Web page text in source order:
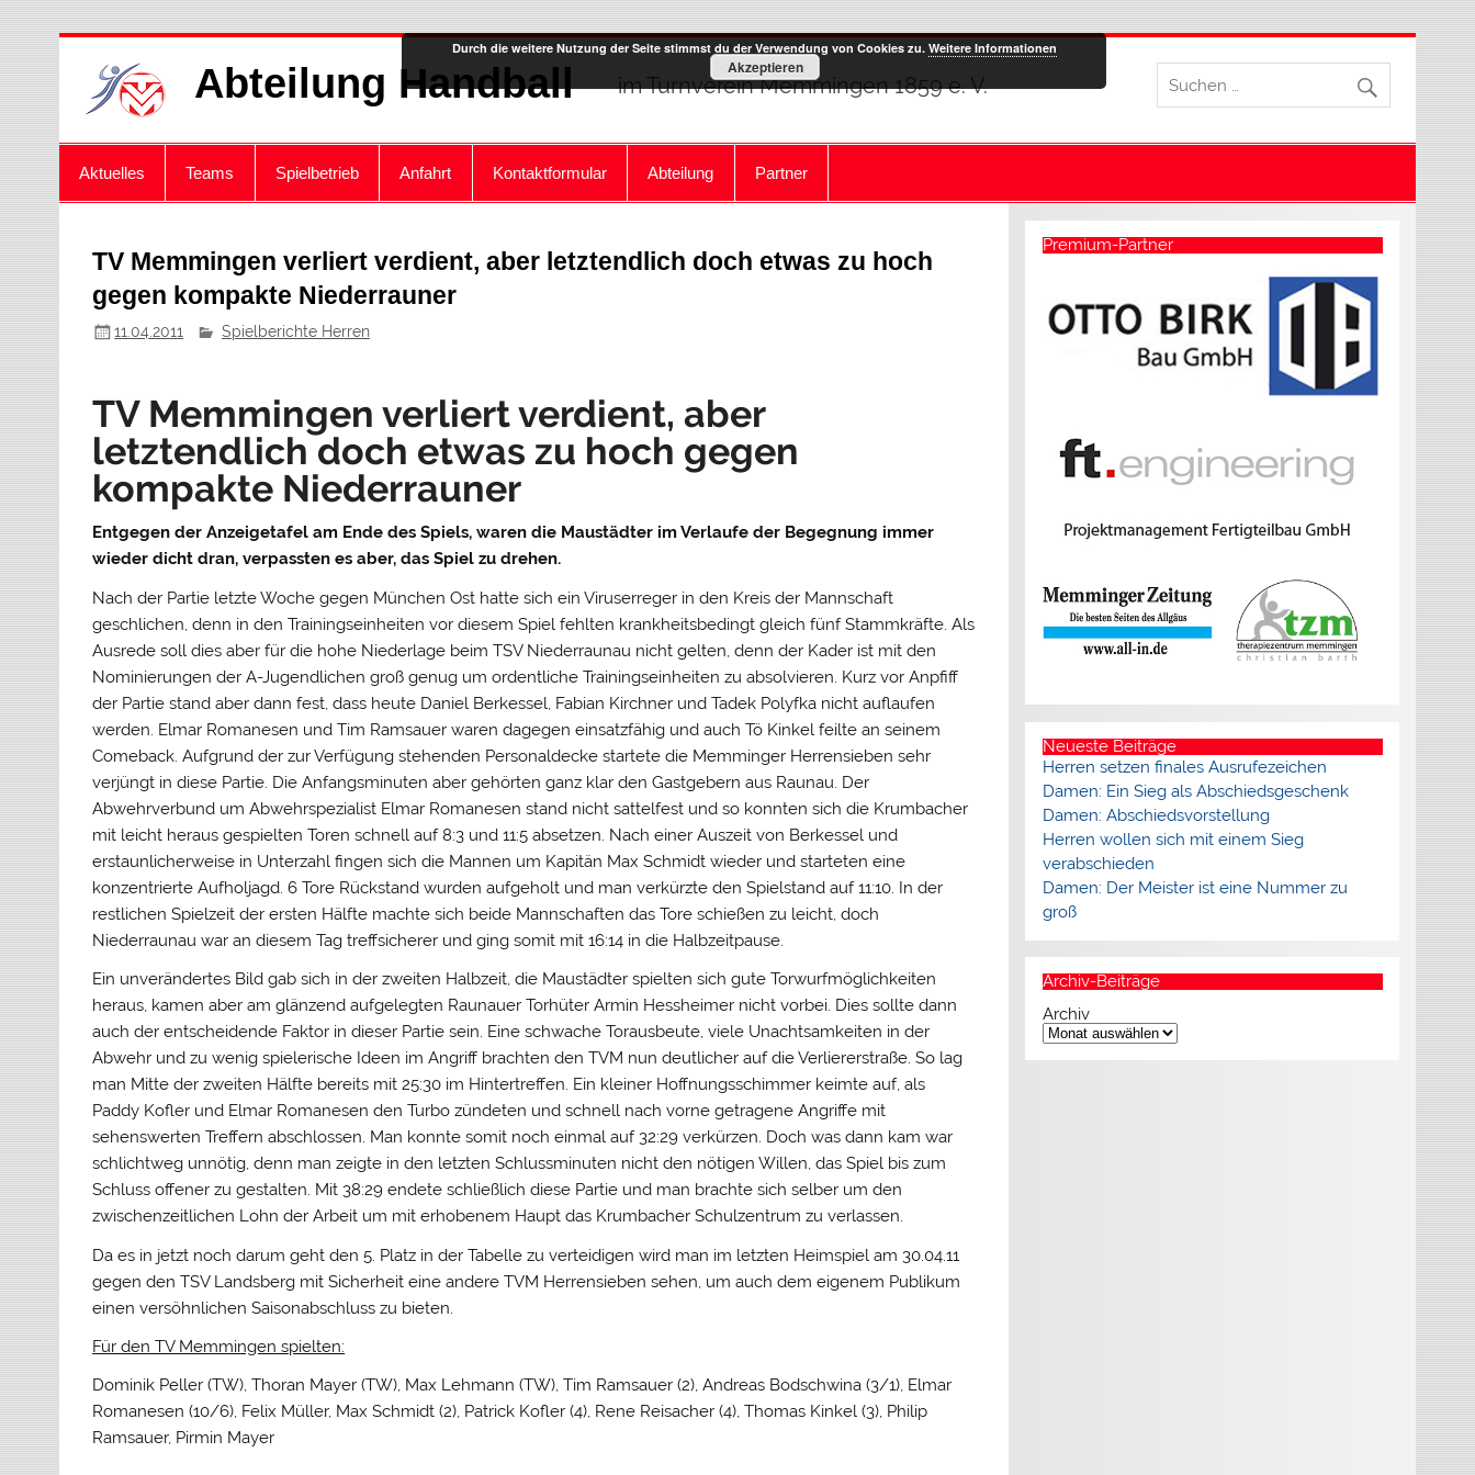
Abteilung Handball im Turnverein Memmingen 1859 e. V.
Aktuelles Teams Spielbetrieb Anfahrt Kontaktformular Abteilung Partner
TV Memmingen verliert verdient, aber letztendlich doch etwas zu hoch
gegen kompakte Niederrauner
11.04.2011 Spielberichte Herren
TV Memmingen verliert verdient, aber
letztendlich doch etwas zu hoch gegen
kompakte Niederrauner
Entgegen der Anzeigetafel am Ende des Spiels, waren die Maustädter im Verlaufe der Begegnung immer
wieder dicht dran, verpassten es aber, das Spiel zu drehen.
Nach der Partie letzte Woche gegen München Ost hatte sich ein Viruserreger in den Kreis der Mannschaft
geschlichen, denn in den Trainingseinheiten vor diesem Spiel fehlten krankheitsbedingt gleich fünf Stammkräfte. Als
Ausrede soll dies aber für die hohe Niederlage beim TSV Niederraunau nicht gelten, denn der Kader ist mit den
Nominierungen der A-Jugendlichen groß genug um ordentliche Trainingseinheiten zu absolvieren. Kurz vor Anpfiff
der Partie stand aber dann fest, dass heute Daniel Berkessel, Fabian Kirchner und Tadek Polyfka nicht auflaufen
werden. Elmar Romanesen und Tim Ramsauer waren dagegen einsatzfähig und auch Tö Kinkel feilte an seinem
Comeback. Aufgrund der zur Verfügung stehenden Personaldecke startete die Memminger Herrensieben sehr
verjüngt in diese Partie. Die Anfangsminuten aber gehörten ganz klar den Gastgebern aus Raunau. Der
Abwehrverbund um Abwehrspezialist Elmar Romanesen stand nicht sattelfest und so konnten sich die Krumbacher
mit leicht heraus gespielten Toren schnell auf 8:3 und 11:5 absetzen. Nach einer Auszeit von Berkessel und
erstaunlicherweise in Unterzahl fingen sich die Mannen um Kapitän Max Schmidt wieder und starteten eine
konzentrierte Aufholjagd. 6 Tore Rückstand wurden aufgeholt und man verkürzte den Spielstand auf 11:10. In der
restlichen Spielzeit der ersten Hälfte machte sich beide Mannschaften das Tore schießen zu leicht, doch
Niederraunau war an diesem Tag treffsicherer und ging somit mit 16:14 in die Halbzeitpause.
Ein unverändertes Bild gab sich in der zweiten Halbzeit, die Maustädter spielten sich gute Torwurfmöglichkeiten
heraus, kamen aber am glänzend aufgelegten Raunauer Torhüter Armin Hessheimer nicht vorbei. Dies sollte dann
auch der entscheidende Faktor in dieser Partie sein. Eine schwache Torausbeute, viele Unachtsamkeiten in der
Abwehr und zu wenig spielerische Ideen im Angriff brachten den TVM nun deutlicher auf die Verliererstraße. So lag
man Mitte der zweiten Hälfte bereits mit 25:30 im Hintertreffen. Ein kleiner Hoffnungsschimmer keimte auf, als
Paddy Kofler und Elmar Romanesen den Turbo zündeten und schnell nach vorne getragene Angriffe mit
sehenswerten Treffern abschlossen. Man konnte somit noch einmal auf 32:29 verkürzen. Doch was dann kam war
schlichtweg unnötig, denn man zeigte in den letzten Schlussminuten nicht den nötigen Willen, das Spiel bis zum
Schluss offener zu gestalten. Mit 38:29 endete schließlich diese Partie und man brachte sich selber um den
zwischenzeitlichen Lohn der Arbeit um mit erhobenem Haupt das Krumbacher Schulzentrum zu verlassen.
Da es in jetzt noch darum geht den 5. Platz in der Tabelle zu verteidigen wird man im letzten Heimspiel am 30.04.11
gegen den TSV Landsberg mit Sicherheit eine andere TVM Herrensieben sehen, um auch dem eigenem Publikum
einen versöhnlichen Saisonabschluss zu bieten.
Für den TV Memmingen spielten:
Dominik Peller (TW), Thoran Mayer (TW), Max Lehmann (TW), Tim Ramsauer (2), Andreas Bodschwina (3/1), Elmar
Romanesen (10/6), Felix Müller, Max Schmidt (2), Patrick Kofler (4), Rene Reisacher (4), Thomas Kinkel (3), Philip
Ramsauer, Pirmin Mayer
Premium-Partner
Neueste Beiträge
Herren setzen finales Ausrufezeichen
Damen: Ein Sieg als Abschiedsgeschenk
Damen: Abschiedsvorstellung
Herren wollen sich mit einem Sieg
verabschieden
Damen: Der Meister ist eine Nummer zu
groß
Archiv-Beiträge
Archiv
Durch die weitere Nutzung der Seite stimmst du der Verwendung von Cookies zu. Weitere Informationen
Akzeptieren